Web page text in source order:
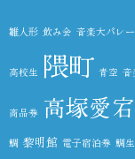
雛人形 飲み会 音楽大パレ
高校生 隈町 青空 音
商品券 高塚愛
鯛 黎明館 電子宿泊券 鯛生